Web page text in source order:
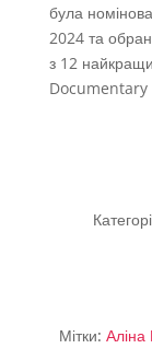
була
2024 та
з 12
Documentary
Мітки: